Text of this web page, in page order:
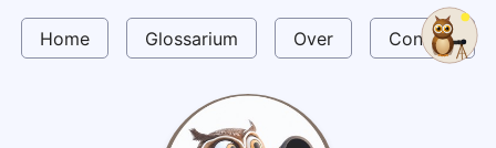
Home Glossarium Over Contact